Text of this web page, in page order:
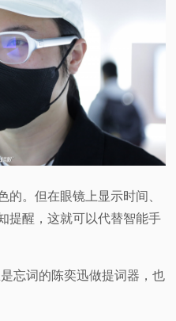
的。但在眼镜上显示时间、
提醒，这就可以代替智能手
忘词的陈奕迅做提词器，也